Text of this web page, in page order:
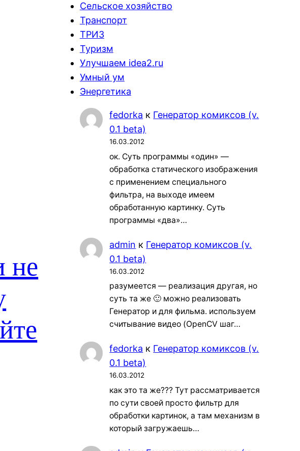
не
Сельское хозяйство
Транспорт
ТРИЗ
Туризм
Улучшаем idea2.ru
Умный ум
Энергетика
fedorka к Генератор комиксов (v.
0.1 beta)
16.03.2012
ок. Суть программы «один» —
обработка статического изображения
с применением специального
фильтра, на выходе имеем
обработанную картинку. Суть
программы «два»…
admin к Генератор комиксов (v.
0.1 beta)
16.03.2012
разумеется — реализация другая, но
суть та же 🙂 можно реализовать
Генератор и для фильма. используем
считывание видео (OpenCV шаг…
fedorka к Генератор комиксов (v.
0.1 beta)
16.03.2012
как это та же??? Тут рассматривается
по сути своей просто фильтр для
обработки картинок, а там механизм в
который загружаешь…